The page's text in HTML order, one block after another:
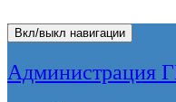
Вкл/выкл навигации
Администрация